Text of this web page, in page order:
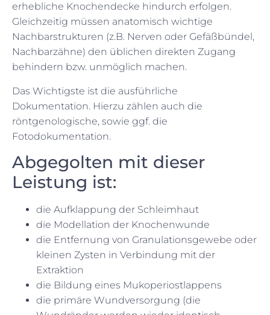
erhebliche Knochendecke hindurch erfolgen.
Gleichzeitig müssen anatomisch wichtige
Nachbarstrukturen (z.B. Nerven oder Gefäßbündel,
Nachbarzähne) den üblichen direkten Zugang
behindern bzw. unmöglich machen.
Das Wichtigste ist die ausführliche
Dokumentation. Hierzu zählen auch die
röntgenologische, sowie ggf. die
Fotodokumentation.
Abgegolten mit dieser
Leistung ist:
die Aufklappung der Schleimhaut
die Modellation der Knochenwunde
die Entfernung von Granulationsgewebe oder
kleinen Zysten in Verbindung mit der
Extraktion
die Bildung eines Mukoperiostlappens
die primäre Wundversorgung (die